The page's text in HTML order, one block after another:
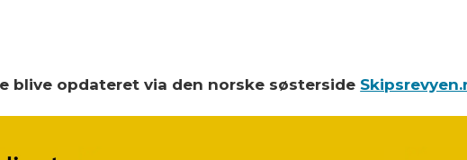
blive opdateret via den norske søsterside